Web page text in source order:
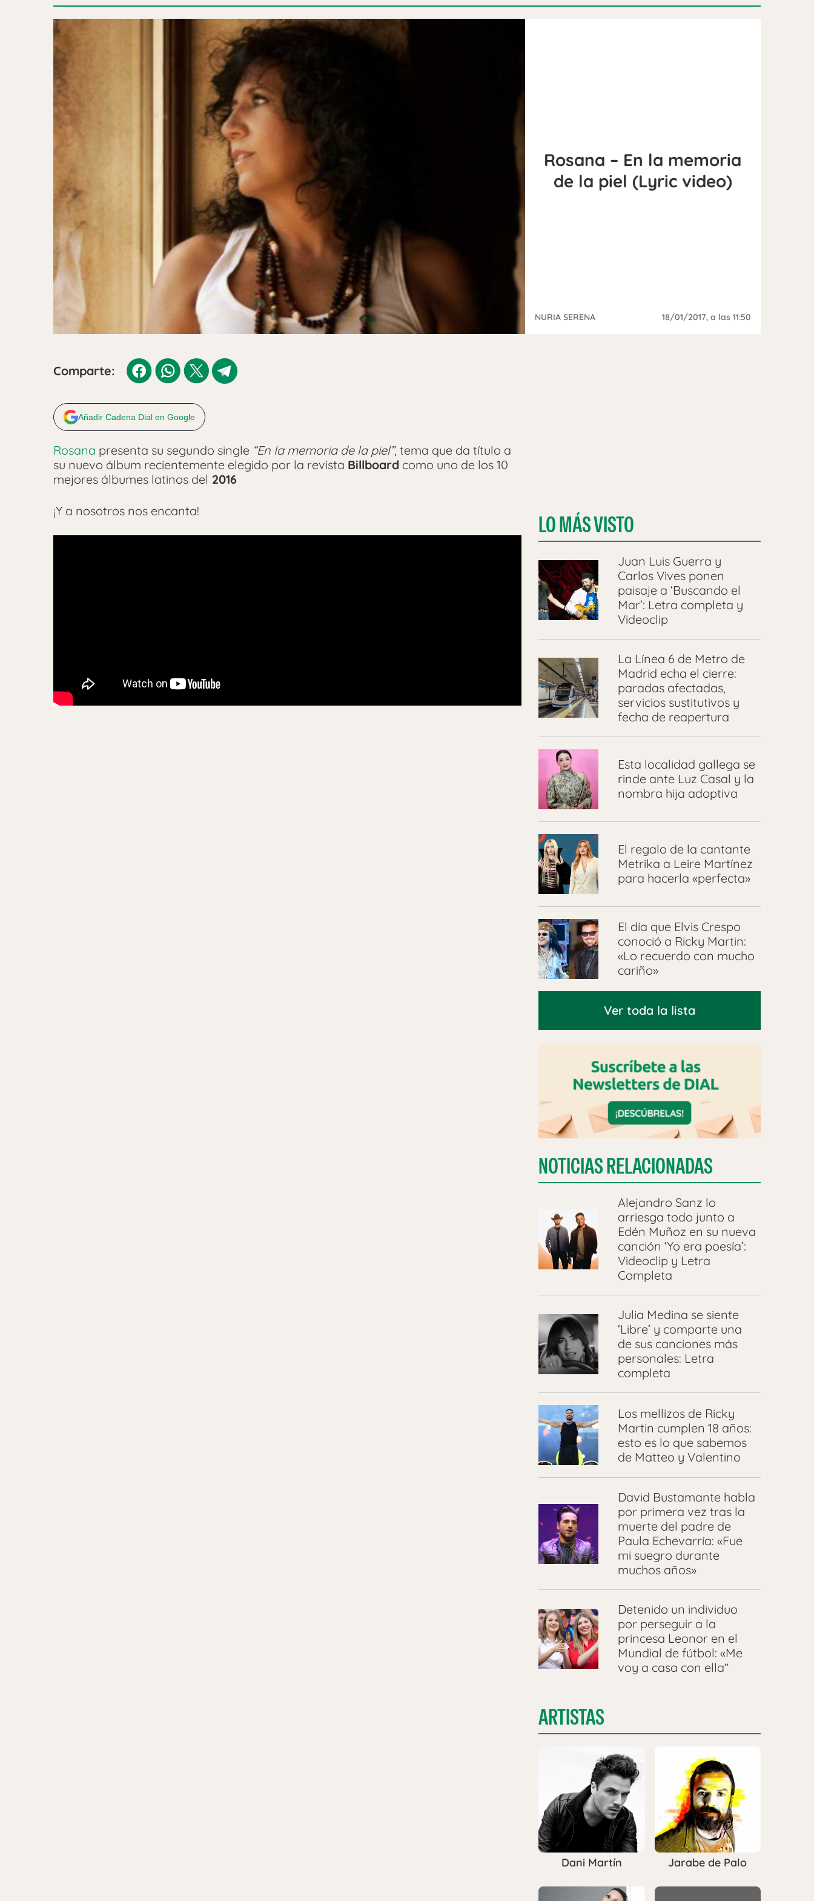
Rosana – En la memoria
de la piel (Lyric video)
NURIA SERENA 18/01/2017, a las 11:50
Comparte:
Añadir Cadena Dial en Google
Rosana presenta su segundo single “En la memoria de la piel”, tema que da título a
su nuevo álbum recientemente elegido por la revista Billboard como uno de los 10
mejores álbumes latinos del 2016
¡Y a nosotros nos encanta! LO MÁS VISTO
Juan Luis Guerra y
Carlos Vives ponen
paisaje a ‘Buscando el
Mar’: Letra completa y
Videoclip
La Línea 6 de Metro de
Madrid echa el cierre:
paradas afectadas,
servicios sustitutivos y
fecha de reapertura
Esta localidad gallega se
rinde ante Luz Casal y la
nombra hija adoptiva
El regalo de la cantante
Metrika a Leire Martínez
para hacerla «perfecta»
El día que Elvis Crespo
conoció a Ricky Martin:
«Lo recuerdo con mucho
cariño»
Ver toda la lista
NOTICIAS RELACIONADAS
Alejandro Sanz lo
arriesga todo junto a
Edén Muñoz en su nueva
canción ‘Yo era poesía’:
Videoclip y Letra
Completa
Julia Medina se siente
‘Libre’ y comparte una
de sus canciones más
personales: Letra
completa
Los mellizos de Ricky
Martin cumplen 18 años:
esto es lo que sabemos
de Matteo y Valentino
David Bustamante habla
por primera vez tras la
muerte del padre de
Paula Echevarría: «Fue
mi suegro durante
muchos años»
Detenido un individuo
por perseguir a la
princesa Leonor en el
Mundial de fútbol: «Me
voy a casa con ella”
ARTISTAS
Dani Martín Jarabe de Palo